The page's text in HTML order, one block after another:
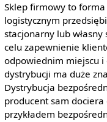
Sklep firmowy to
logistycznym
stacjonarny lub
celu zapewnienie
odpowiednim miejscu i
dystrybucji ma duże
Dystrybucja
producent sam
przykładem